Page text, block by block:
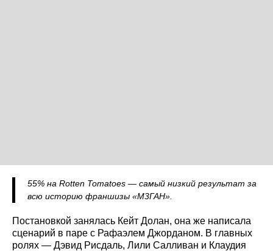
55% на Rotten Tomatoes — самый низкий результат за
всю историю франшизы «М3ГАН».
Постановкой занялась Кейт Долан, она же написала
сценарий в паре с Рафаэлем Джорданом. В главных
ролях — Дэвид Рисдаль, Лили Салливан и Клаудия